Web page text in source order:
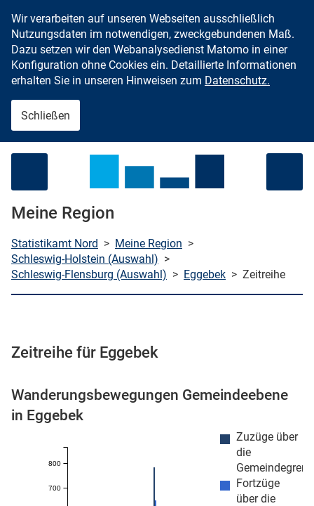
Zum Inhalt springen
Wir verarbeiten auf unseren Webseiten ausschließlich
Nutzungsdaten im notwendigen, zweckgebundenen Maß.
Dazu setzen wir den Webanalysedienst Matomo in einer
Konfiguration ohne Cookies ein. Detaillierte Informationen
erhalten Sie in unseren Hinweisen zum Datenschutz.
Schließen
Meine Region
Statistikamt Nord > Meine Region >
Schleswig-Holstein (Auswahl) >
Schleswig-Flensburg (Auswahl) > Eggebek > Zeitreihe
Zeitreihe für Eggebek
Wanderungsbewegungen Gemeindeebene
in Eggebek
Zuzüge über
die
Fortzüge
über die
700
800